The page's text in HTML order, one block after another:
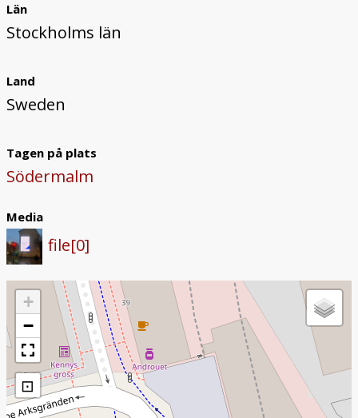
Län
Stockholms län
Land
Sweden
Tagen på plats
Södermalm
Media
file[0]
+
−
⊡